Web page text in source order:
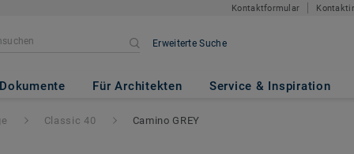
Kontaktformular
Erweiterte Suche
Dokumente Für Architekten Service & Inspiration
GREY
Classic 40 Camino GREY